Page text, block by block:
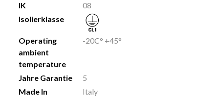
IK
08
Isolierklasse
Operating
ambient
temperature
-20C° +45°
Jahre Garantie
5
Made In
Italy